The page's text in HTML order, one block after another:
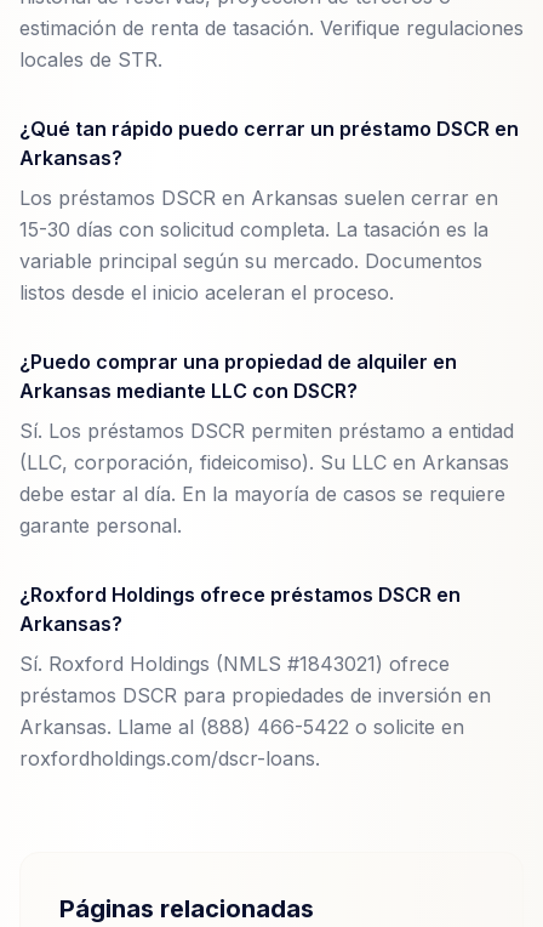
estimación de renta de tasación. Verifique regulaciones
locales de STR.
¿Qué tan rápido puedo cerrar un préstamo DSCR en
Arkansas?
Los préstamos DSCR en Arkansas suelen cerrar en
15-30 días con solicitud completa. La tasación es la
variable principal según su mercado. Documentos
listos desde el inicio aceleran el proceso.
¿Puedo comprar una propiedad de alquiler en
Arkansas mediante LLC con DSCR?
Sí. Los préstamos DSCR permiten préstamo a entidad
(LLC, corporación, fideicomiso). Su LLC en Arkansas
debe estar al día. En la mayoría de casos se requiere
garante personal.
¿Roxford Holdings ofrece préstamos DSCR en
Arkansas?
Sí. Roxford Holdings (NMLS #1843021) ofrece
préstamos DSCR para propiedades de inversión en
Arkansas. Llame al (888) 466-5422 o solicite en
roxfordholdings.com/dscr-loans.
Páginas relacionadas